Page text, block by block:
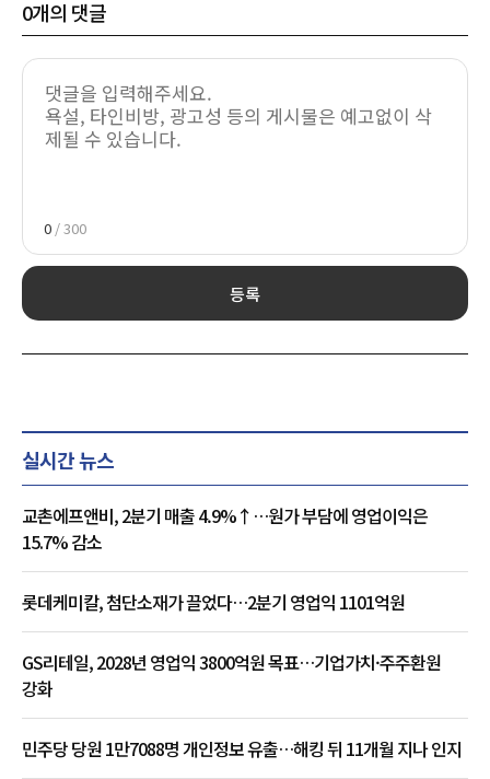
0개의 댓글
0 / 300
등록
실시간 뉴스
교촌에프앤비, 2분기 매출 4.9%↑…원가 부담에 영업이익은
15.7% 감소
롯데케미칼, 첨단소재가 끌었다…2분기 영업익 1101억원
GS리테일, 2028년 영업익 3800억원 목표…기업가치·주주환원
강화
민주당 당원 1만7088명 개인정보 유출…해킹 뒤 11개월 지나 인지